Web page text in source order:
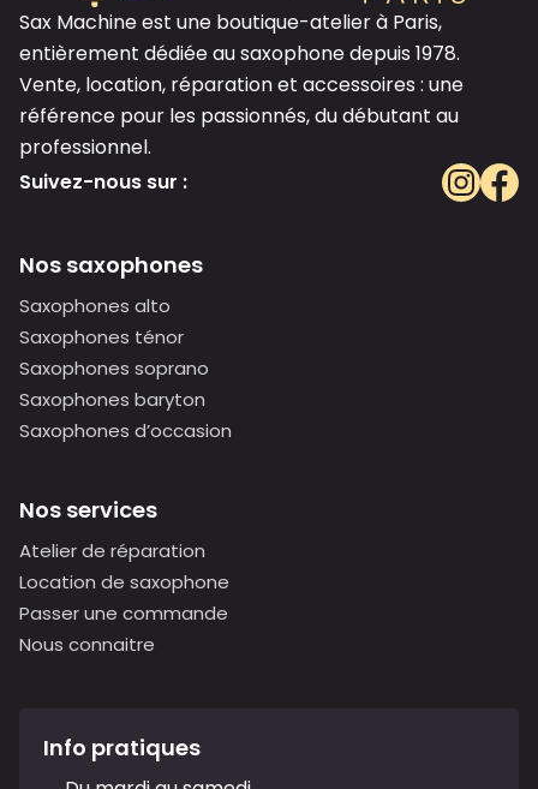
Sax Machine est une boutique-atelier à Paris,
entièrement dédiée au saxophone depuis 1978.
Vente, location, réparation et accessoires : une
référence pour les passionnés, du débutant au
professionnel.
Suivez-nous sur :
Nos saxophones
Saxophones alto
Saxophones ténor
Saxophones soprano
Saxophones baryton
Saxophones d’occasion
Nos services
Atelier de réparation
Location de saxophone
Passer une commande
Nous connaitre
Info pratiques